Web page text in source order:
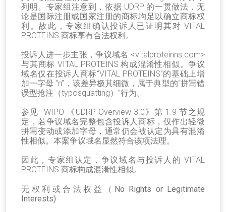
列明。专家组注意到，依据 UDRP 的一贯做法，无
论是国际注册或国家注册的商标均足以确立商标权
利。故此，专家组确认投诉人已证明其对 VITAL
PROTEINS 商标享有合法权利。
投诉人进一步主张，争议域名 <vitalproteinns.com>
与其商标 VITAL PROTEINS 构成混淆性相似。争议
域名仅在投诉人商标“VITAL PROTEINS”的基础上增
加一字母 “n”，该差异极其细微，属于典型的“拼写错
误型抢注（typosquatting）”行为。
参见 WIPO 《UDRP Overview 3.0》第 1.9 节之规
定，若争议域名完整包含投诉人商标，仅作出轻微
拼写变动或添加字母，通常仍会被认定为具有混淆
性相似。本案争议域名显然符合该项法理。
因此，专家组认定，争议域名与投诉人的 VITAL
PROTEINS 商标构成混淆性相似。
无权利或合法权益（No Rights or Legitimate
Interests)